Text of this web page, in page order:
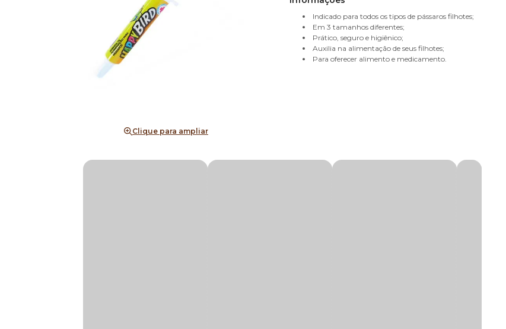
Clique para ampliar
Indicado para todos os tipos de pássaros filhotes;
Em 3 tamanhos diferentes;
Prático, seguro e higiênico;
Auxilia na alimentação de seus filhotes;
Para oferecer alimento e medicamento.